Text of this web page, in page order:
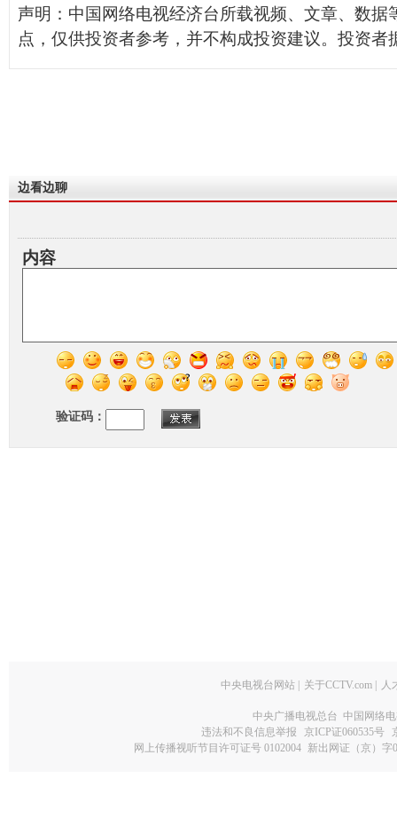
声明：中国网络电视经济台所载视频、文章、数据
点，仅供投资者参考，并不构成投资建议。投资者
边看边聊
内容
验证码：
中央电视台网站 关于CCTV.com 人
中央广播电视总台 中国网络
违法和不良信息举报
京ICP证060535号
网上传播视听节目许可证号 0102004 新出网证（京）